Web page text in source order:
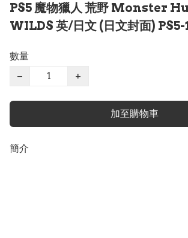
PS5 魔物獵人 荒野 Monster
WILDS 英/日文 (日文封面) PS5-
數量
−
+
加至購物車
簡介